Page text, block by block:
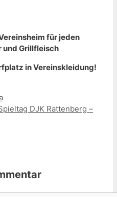
für jeden
und Grillfleisch
in Vereinskleidung!
DJK Rattenberg –